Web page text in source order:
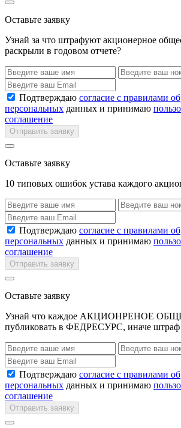
Оставьте заявку
Узнай за что штрафуют акционерное
раскрыли в годовом отчете?
Подтверждаю согласие с правилами
персональных данных и принимаю
соглашение
Отправить заявку
Оставьте заявку
10 типовых ошибок устава каждого
Подтверждаю согласие с правилами
персональных данных и принимаю
соглашение
Отправить заявку
Оставьте заявку
Узнай что каждое АКЦИОНРЕНОЕ
публиковать в ФЕДРЕСУРС, иначе штраф
Подтверждаю согласие с правилами
персональных данных и принимаю
соглашение
Отправить заявку